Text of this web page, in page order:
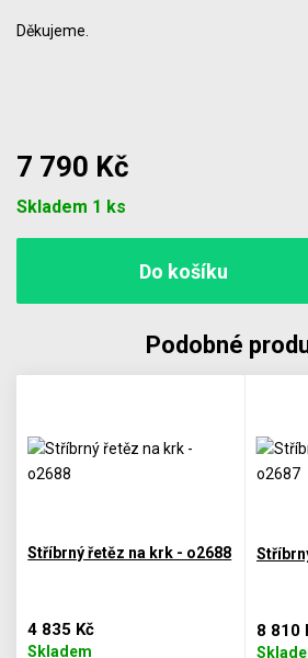
Děkujeme.
7 790 Kč
Skladem 1 ks
Podobné
Stříbrný řetěz na krk - o2688
4 835 Kč
Skladem
8 810